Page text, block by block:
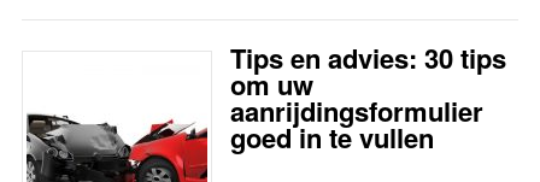
Tips en advies: 30 tips
om uw
aanrijdingsformulier
goed in te vullen